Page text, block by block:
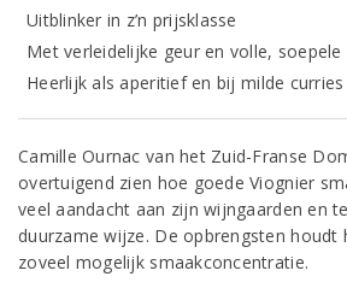
Uitblinker in z’n prijsklasse
Met verleidelijke geur en volle, soepele
Heerlijk als aperitief en bij milde
Camille Ournac van het Zuid-Franse
overtuigend zien hoe goede Viognier
veel aandacht aan zijn wijngaarden en
duurzame wijze. De opbrengsten houdt
zoveel mogelijk smaakconcentratie.